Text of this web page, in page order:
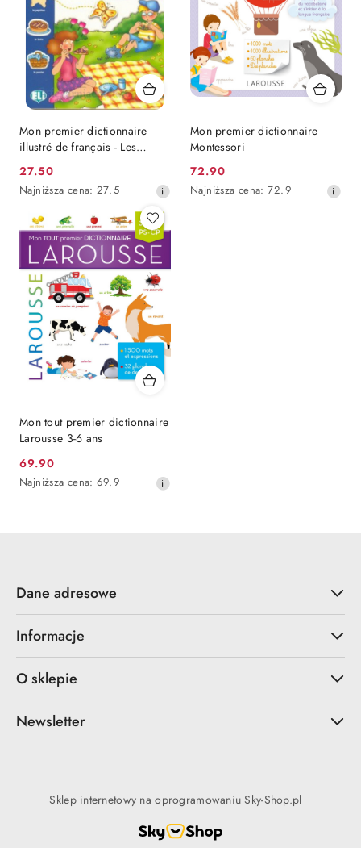
Mon premier dictionnaire
illustré de français - Les
Cena
promocyjna:
27.50
Najniższa
30
dni
przed
obniżką
Najniższa cena: 27.5
Mon premier dictionnaire
Montessori
Cena
promocyjna:
72.90
Najniższa
Najniższa cena: 72.9
Mon tout premier dictionnaire
Larousse 3-6 ans
Cena
promocyjna:
69.90
Najniższa
Najniższa cena: 69.9
Dane adresowe
Informacje
O sklepie
Newsletter
Sklep internetowy na oprogramowaniu Sky-Shop.pl